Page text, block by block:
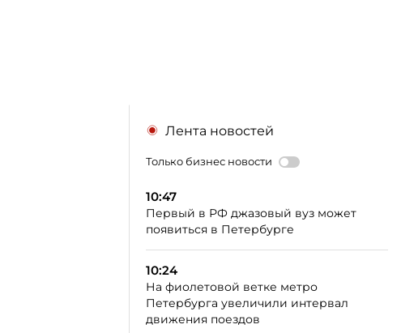
Лента новостей
Только бизнес новости
10:47
Первый в РФ джазовый вуз может
появиться в Петербурге
10:24
На фиолетовой ветке метро
Петербурга увеличили интервал
движения поездов